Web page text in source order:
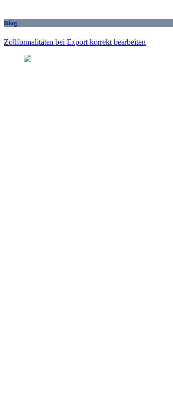
Blog
Zollformalitäten bei Export korrekt bearbeiten